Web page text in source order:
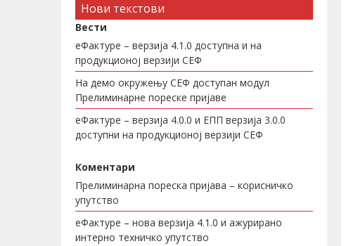
Нови текстови
Вести
еФактуре – верзија 4.1.0 доступна и на
продукционој верзији СЕФ
На демо окружењу СЕФ доступан модул
Прелиминарне пореске пријаве
еФактуре – верзија 4.0.0 и ЕПП верзија 3.0.0
доступни на продукционој верзији СЕФ
Коментари
Прелиминарна пореска пријава – корисничко
упутство
еФактуре – нова верзија 4.1.0 и ажурирано
интерно техничко упутство